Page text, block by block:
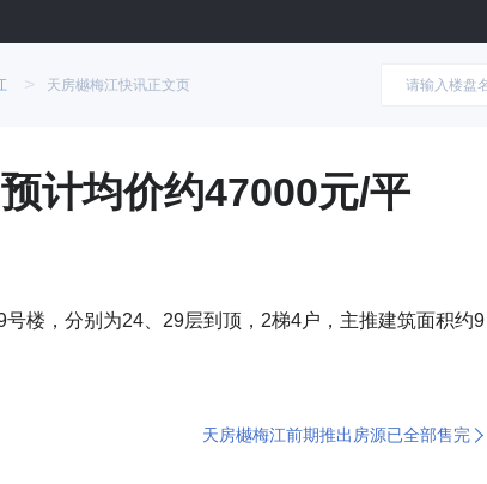
> 天房樾梅江快讯正文页
计均价约47000元/平
楼，分别为24、29层到顶，2梯4户，主推建筑面积约9
天房樾梅江前期推出房源已全部售完